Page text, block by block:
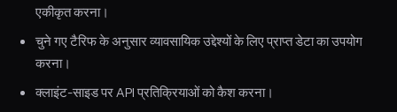
एकीकृत करना।
चुने गए टैरिफ के अनुसार व्यावसायिक उद्देश्यों के लिए प्राप्त डेटा का उपयोग
करना।
क्लाइंट-साइड पर API प्रतिक्रियाओं को कैश करना।